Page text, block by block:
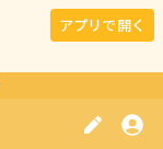
アプリで開く